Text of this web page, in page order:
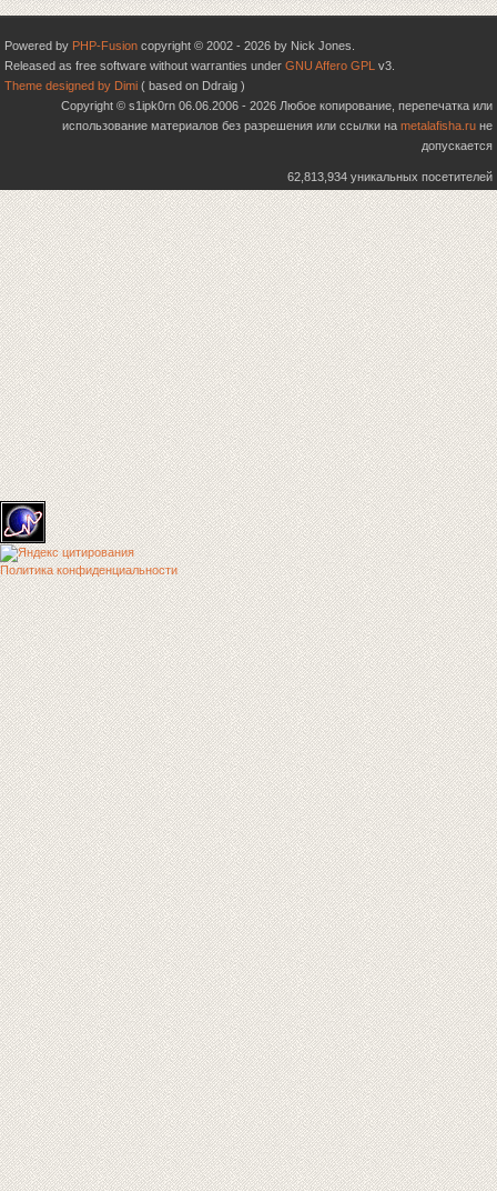
Powered by PHP-Fusion copyright © 2002 - 2026 by Nick Jones.
Released as free software without warranties under GNU Affero GPL v3.
Theme designed by Dimi ( based on Ddraig )
Copyright © s1ipk0rn 06.06.2006 - 2026 Любое копирование, перепечатка или
использование материалов без разрешения или ссылки на metalafisha.ru не
допускается
62,813,934 уникальных посетителей
Политика конфиденциальности